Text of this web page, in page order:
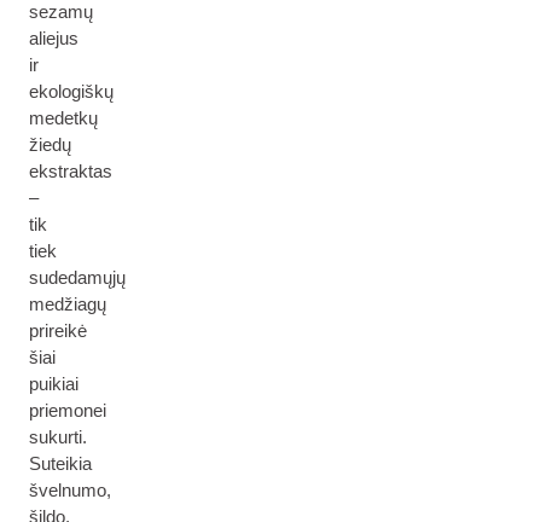
sezamų
aliejus
ir
ekologiškų
medetkų
žiedų
ekstraktas
–
tik
tiek
sudedamųjų
medžiagų
prireikė
šiai
puikiai
priemonei
sukurti.
Suteikia
švelnumo,
šildo,